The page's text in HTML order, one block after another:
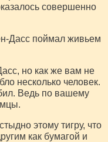
совершенно
Дасс поймал живьем
но как же вам не
несколько человек.
Ведь по вашему
этому тигру, что
как бумагой и